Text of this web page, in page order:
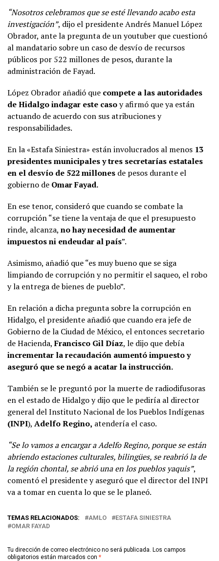
“Nosotros celebramos que se esté llevando acabo esta
investigación”, dijo el presidente Andrés Manuel López
Obrador, ante la pregunta de un youtuber que cuestionó
al mandatario sobre un caso de desvío de recursos
públicos por 522 millones de pesos, durante la
administración de Fayad.
López Obrador añadió que compete a las autoridades
de Hidalgo indagar este casoy afirmó que ya están
actuando de acuerdo con sus atribuciones y
responsabilidades.
En la «Estafa Siniestra» están involucrados al menos 13
presidentes municipales y tres secretarías estatales
en el desvío de 522 millones de pesos durante el
gobierno de Omar Fayad.
En ese tenor, consideró que cuando se combate la
corrupción “se tiene la ventaja de que el presupuesto
rinde, alcanza, no hay necesidad de aumentar
impuestos ni endeudar al país”.
Asimismo, añadió que “es muy bueno que se siga
limpiando de corrupción y no permitir el saqueo, el robo
y la entrega de bienes de pueblo”.
En relación a dicha pregunta sobre la corrupción en
Hidalgo, el presidente añadió que cuando era jefe de
Gobierno de la Ciudad de México, el entonces secretario
de Hacienda,Francisco Gil Díaz, le dijo que debía
incrementar la recaudación aumentó impuesto y
aseguró que se negó a acatar la instrucción.
También se le preguntó por la muerte de radiodifusoras
en el estado de Hidalgo y dijo que le pediría al director
general del Instituto Nacional de los Pueblos Indígenas
(INPI), Adelfo Regino, atendería el caso.
“Se lo vamos a encargar a Adelfo Regino, porque se están
abriendo estaciones culturales, bilingües, se reabrió la de
la región chontal, se abrió una en los pueblos yaquis”,
comentó el presidente y aseguró que el director del INPI
va a tomar en cuenta lo que se le planeó.
TEMAS RELACIONADOS: AMLO
ESTAFA SINIESTRA
OMAR FAYAD
Tu dirección de correo electrónico no será publicada. Los campos
obligatorios están marcados con *